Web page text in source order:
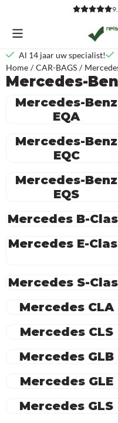
Cookievoorkeuren zijn
Al 14 jaar uw specialist!
Home / CAR-BAGS /
Mercedes-
Mercedes-Benz
EQA
Mercedes-Benz
EQC
Mercedes-Benz
EQS
Mercedes B-
Mercedes E-
Mercedes S-
Mercedes CLA
Mercedes CLS
Mercedes GLB
Mercedes GLE
Mercedes GLS